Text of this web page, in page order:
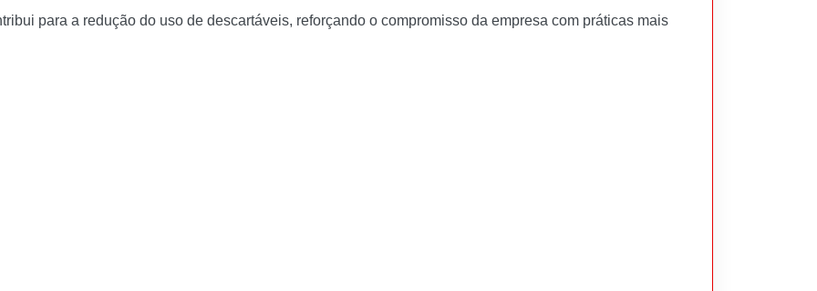
para a redução do uso de descartáveis, reforçando o compromisso da empresa com práticas mais